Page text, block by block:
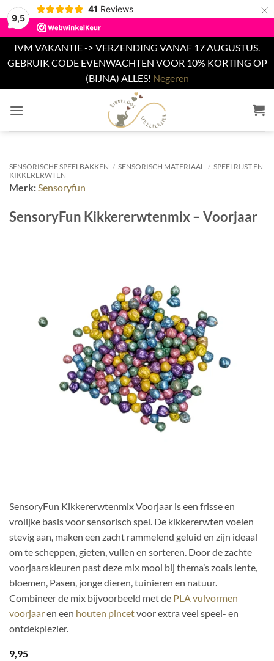
9,5
41 Reviews ×
IVM VAKANTIE -> VERZENDING VANAF 17 AUGUSTUS.
GEBRUIK CODE EVENWACHTEN VOOR 10% KORTING OP
(BIJNA) ALLES! Negeren
naar
SENSORISCHE SPEELBAKKEN / SENSORISCH MATERIAAL / SPEELRIJST EN
KIKKERERWTEN
Merk: Sensoryfun
SensoryFun Kikkererwtenmix – Voorjaar
SensoryFun Kikkererwtenmix Voorjaar is een frisse en
vrolijke basis voor sensorisch spel. De kikkererwten voelen
stevig aan, maken een zacht rammelend geluid en zijn ideaal
om te scheppen, gieten, vullen en sorteren. Door de zachte
voorjaarskleuren past deze mix mooi bij thema’s zoals lente,
bloemen, Pasen, jonge dieren, tuinieren en natuur.
Combineer de mix bijvoorbeeld met de PLA vulvormen
voorjaaren een houten pincetvoor extra veel speel- en
ontdekplezier.
9,95